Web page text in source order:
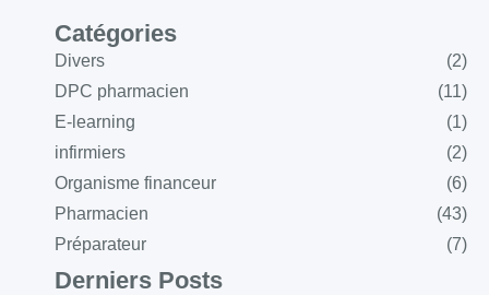
Catégories
Divers
(2)
DPC pharmacien
(11)
E-learning
(1)
infirmiers
(2)
Organisme financeur
(6)
Pharmacien
(43)
Préparateur
(7)
Derniers Posts